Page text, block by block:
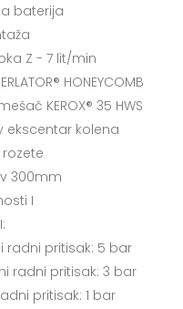
baterija
Z - 7 lit/min
HONEYCOMB
KEROX® 35 HWS
ekscentar kolena
300mm
I
radni pritisak: 5 bar
radni pritisak: 3 bar
pritisak: 1 bar